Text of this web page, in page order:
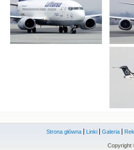
Strona główna Linki Galeria